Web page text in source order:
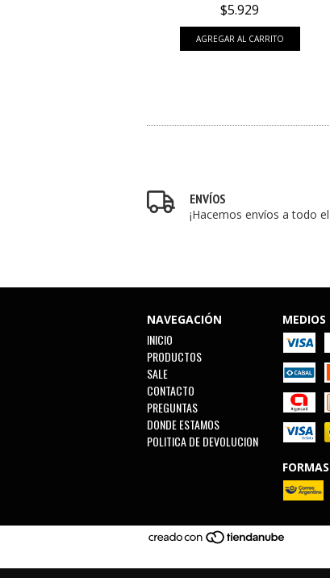
$5.929
ENVÍOS
¡Hacemos envíos a todo
NAVEGACIÓN
INICIO
PRODUCTOS
SALE
CONTACTO
PREGUNTAS
DONDE ESTAMOS
POLITICA DE DEVOLUCION
MEDIOS